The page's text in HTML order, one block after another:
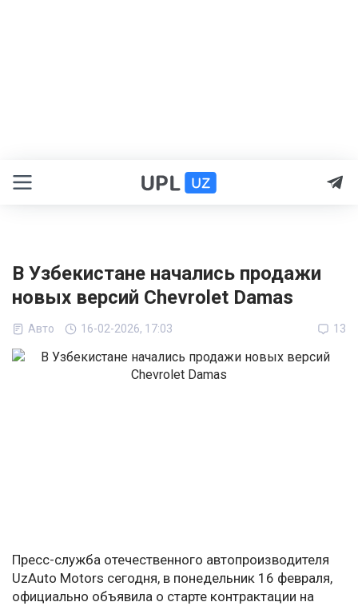
В Узбекистане начались продажи
новых версий Chevrolet Damas
Авто 16-02-2026, 17:03 13
Пресс-служба отечественного автопроизводителя
UzAuto Motors сегодня, в понедельник 16 февраля,
официально объявила о старте контрактации на